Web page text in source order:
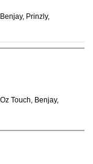
Prinzly,
Touch, Benjay,